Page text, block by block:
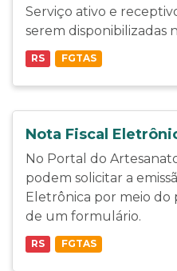
Serviço ativo e
serem disponibilizadas
RS FGTAS
Nota Fiscal
No Portal do
podem solicitar a
Eletrônica por meio
de um formulário.
RS FGTAS